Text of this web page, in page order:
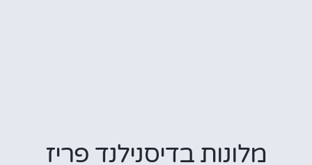
מלונות בדיסנילנד פריז